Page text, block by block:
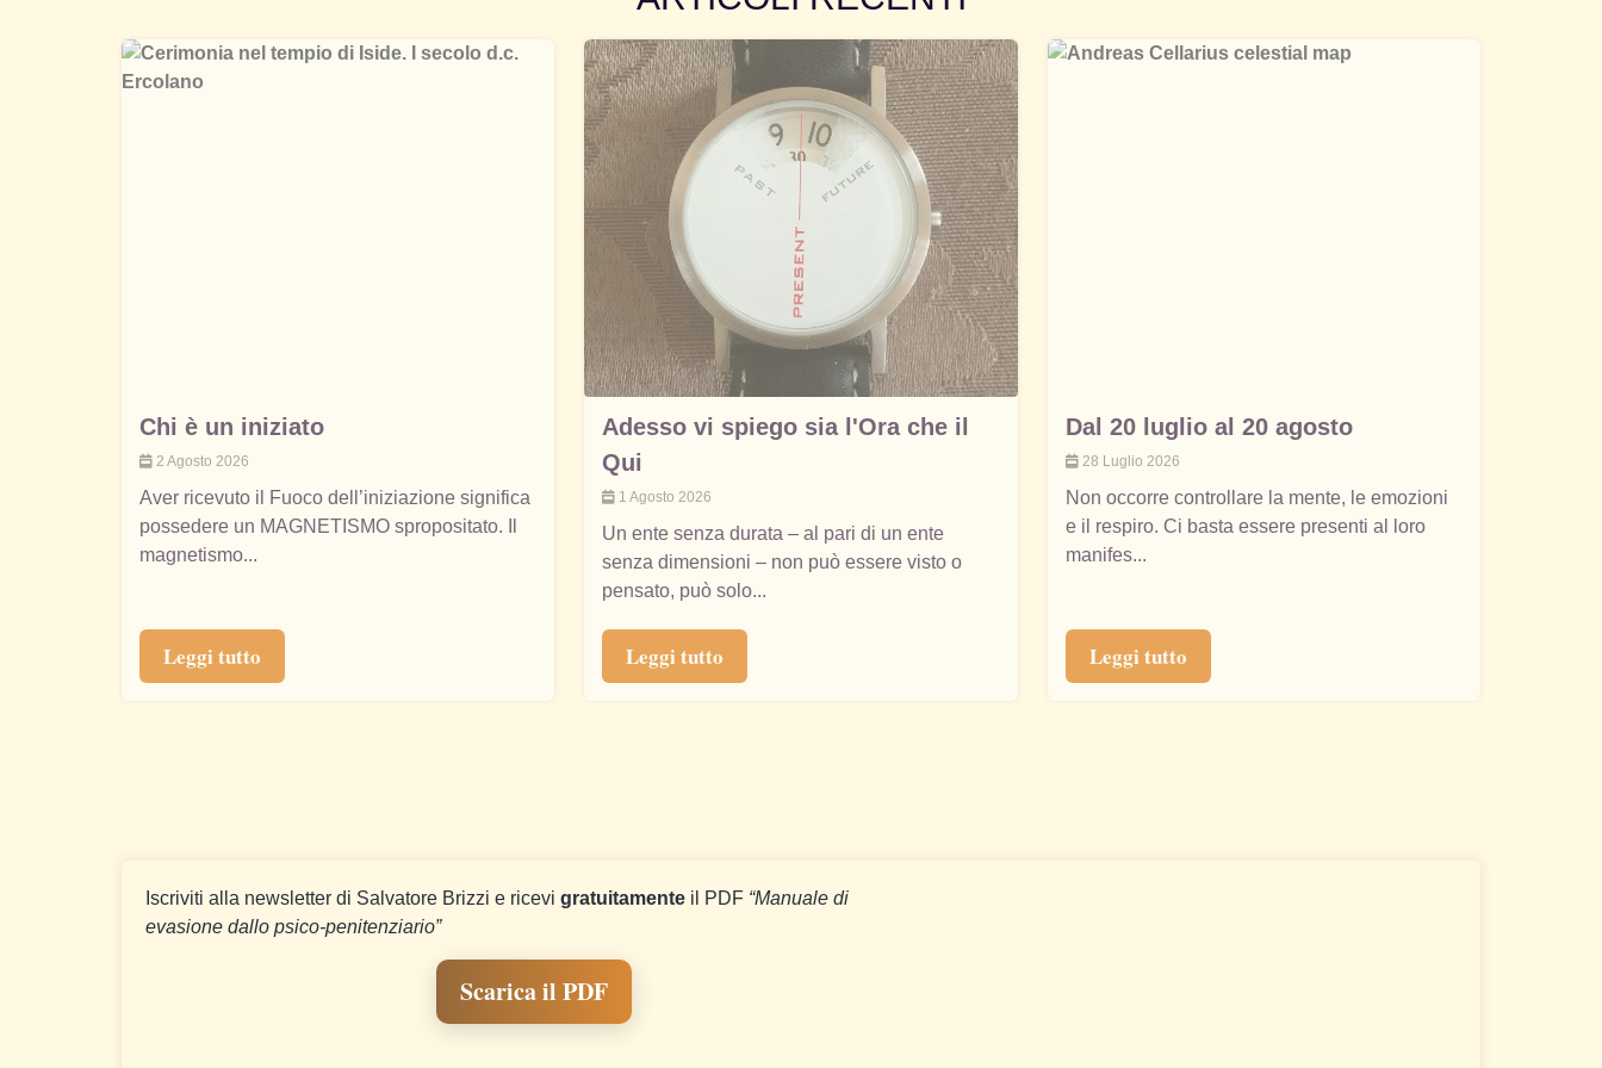
Chi è un iniziato
2 Agosto 2026
Aver ricevuto il Fuoco dell’iniziazione significa
possedere un MAGNETISMO spropositato. Il
magnetismo...
Leggi tutto
Adesso vi spiego sia l'Ora che il
Qui
1 Agosto 2026
Un ente senza durata – al pari di un ente
senza dimensioni – non può essere visto o
pensato, può solo...
Leggi tutto
Dal 20 luglio al 20 agosto
28 Luglio 2026
Non occorre controllare la mente, le emozioni
e il respiro. Ci basta essere presenti al loro
manifes...
Leggi tutto
Iscriviti alla newsletter di Salvatore Brizzi e ricevi gratuitamente il PDF “Manuale di
evasione dallo psico-penitenziario”
Scarica il PDF